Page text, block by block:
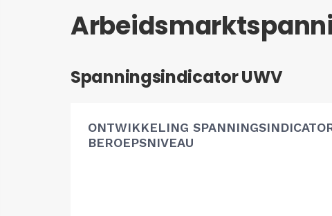
Spanningsindicator UWV
ONTWIKKELING
BEROEPSNIVEAU